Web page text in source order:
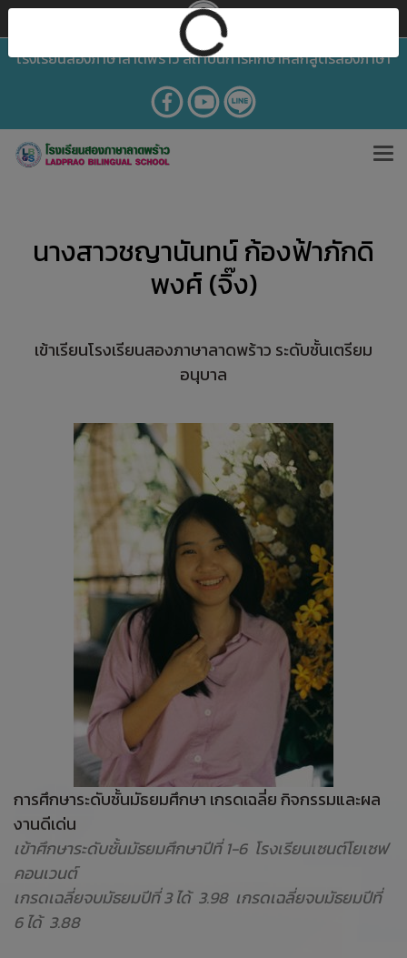
โรงเรียนสองภาษาลาดพร้าว สถาบันการศึกษาหลักสูตรสองภาษา
นางสาวชญานันทน์ ก้องฟ้าภักดิ
พงศ์ (จิ๊ง)
เข้าเรียนโรงเรียนสองภาษาลาดพร้าว ระดับชั้นเตรียม
อนุบาล
การศึกษาระดับชั้นมัธยมศึกษา เกรดเฉลี่ย กิจกรรมและผล
งานดีเด่น
เข้าศึกษาระดับชั้นมัธยมศึกษาปีที่ 1-6 โรงเรียนเซนต์โยเซฟ
คอนเวนต์
เกรดเฉลี่ยจบมัธยมปีที่ 3 ได้ 3.98 เกรดเฉลี่ยจบมัธยมปีที่
6 ได้ 3.88